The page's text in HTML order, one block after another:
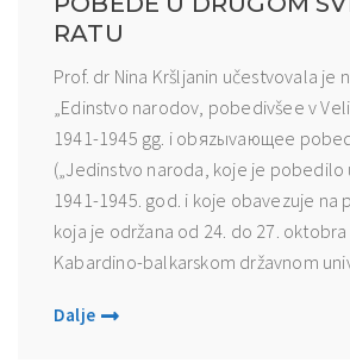
RATU
Prof. dr Nina Kršljanin učestvovala je
„Edinstvo narodov, pobedivšee v
1941-1945 gg. i obяzыvaющee
(„Jedinstvo naroda, koje je pobedilo
1941-1945. god. i koje obavezuje na
koja je održana od 24. do 27.
Kabardino-balkarskom državnom
Dalje